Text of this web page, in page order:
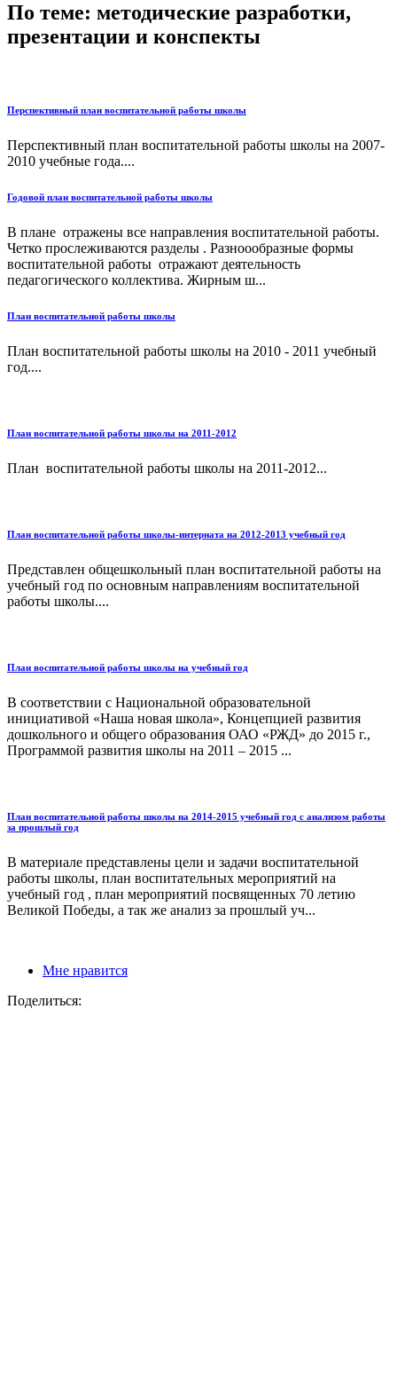
По теме: методические разработки,
презентации и конспекты
Перспективный план воспитательной работы школы
Перспективный план воспитательной работы школы на 2007-
2010 учебные года....
Годовой план воспитательной работы школы
В плане отражены все направления воспитательной работы.
Четко прослеживаются разделы . Разноообразные формы
воспитательной работы отражают деятельность
педагогического коллектива. Жирным ш...
План воспитательной работы школы
План воспитательной работы школы на 2010 - 2011 учебный
год....
План воспитательной работы школы на 2011-2012
План воспитательной работы школы на 2011-2012...
План воспитательной работы школы-интерната на 2012-2013 учебный год
Представлен общешкольный план воспитательной работы на
учебный год по основным направлениям воспитательной
работы школы....
План воспитательной работы школы на учебный год
В соответствии с Национальной образовательной
инициативой «Наша новая школа», Концепцией развития
дошкольного и общего образования ОАО «РЖД» до 2015 г.,
Программой развития школы на 2011 – 2015 ...
План воспитательной работы школы на 2014-2015 учебный год с анализом работы
за прошлый год
В материале представлены цели и задачи воспитательной
работы школы, план воспитательных мероприятий на
учебный год , план мероприятий посвященных 70 летию
Великой Победы, а так же анализ за прошлый уч...
Мне нравится
Поделиться: